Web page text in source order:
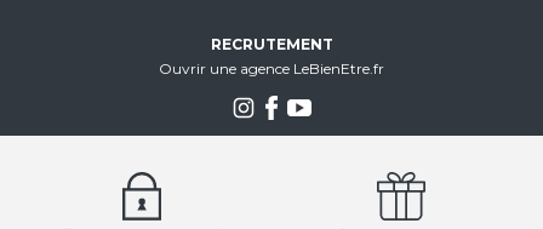
RECRUTEMENT
Ouvrir une agence LeBienEtre.fr